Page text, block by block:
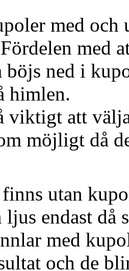
med och
med
böjs ned i
himlen.
viktigt att
möjligt då
utan
ljus endast då
med
och de